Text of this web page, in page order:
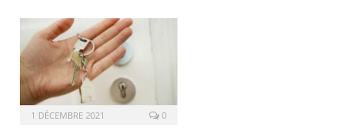
1 DÉCEMBRE 2021 0